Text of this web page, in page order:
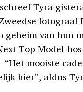
Tyra
geheim van hun
Top Model-
mooiste
hier”, aldus